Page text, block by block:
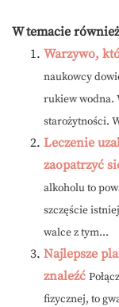
W temacie
Warzywo,
naukowcy
rukiew wodna.
starożytności.
Leczenie
zaopatrzyć
alkoholu to
szczęście
walce z tym...
Najlepsze
znaleźć
fizycznej, to